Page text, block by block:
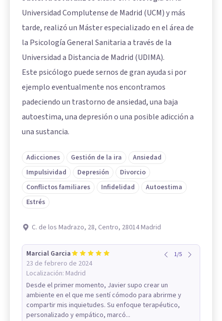
Universidad Complutense de Madrid (UCM) y más
tarde, realizó un Máster especializado en el área de
la Psicología General Sanitaria a través de la
Universidad a Distancia de Madrid (UDIMA).
Este psicólogo puede sernos de gran ayuda si por
ejemplo eventualmente nos encontramos
padeciendo un trastorno de ansiedad, una baja
autoestima, una depresión o una posible adicción a
una sustancia.
Adicciones Gestión de la ira
Ansiedad
Impulsividad
Depresión
Divorcio
Conflictos familiares
Infidelidad
Autoestima
Estrés
C. de los Madrazo, 28, Centro, 28014 Madrid
Marcial Garcia
23 de febrero de 2024
Localización: Madrid
1/5
Desde el primer momento, Javier supo crear un
ambiente en el que me sentí cómodo para abrirme y
compartir mis inquietudes. Su enfoque terapéutico,
personalizado y empático, marcó...